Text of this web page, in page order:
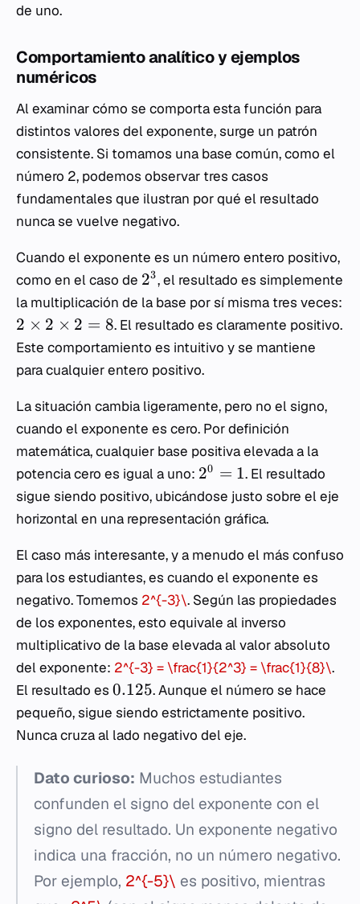
de uno.
Comportamiento analítico y ejemplos
numéricos
Al examinar cómo se comporta esta función para
distintos valores del exponente, surge un patrón
consistente. Si tomamos una base común, como el
número 2, podemos observar tres casos
fundamentales que ilustran por qué el resultado
nunca se vuelve negativo.
Cuando el exponente es un número entero positivo,
como en el caso de 23, el resultado es simplemente
la multiplicación de la base por sí misma tres veces:
2 × 2 × 2 = 8. El resultado es claramente positivo.
Este comportamiento es intuitivo y se mantiene
para cualquier entero positivo.
La situación cambia ligeramente, pero no el signo,
cuando el exponente es cero. Por definición
matemática, cualquier base positiva elevada a la
potencia cero es igual a uno: 20 = 1. El resultado
sigue siendo positivo, ubicándose justo sobre el eje
horizontal en una representación gráfica.
El caso más interesante, y a menudo el más confuso
para los estudiantes, es cuando el exponente es
negativo. Tomemos 2^{-3}\. Según las propiedades
de los exponentes, esto equivale al inverso
multiplicativo de la base elevada al valor absoluto
del exponente: 2^{-3} = \frac{1}{2^3} = \frac{1}{8}\.
El resultado es 0.125. Aunque el número se hace
pequeño, sigue siendo estrictamente positivo.
Nunca cruza al lado negativo del eje.
Dato curioso: Muchos estudiantes
confunden el signo del exponente con el
signo del resultado. Un exponente negativo
indica una fracción, no un número negativo.
Por ejemplo, 2^{-5}\ es positivo, mientras